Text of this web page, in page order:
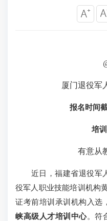
@
厦门退役军人
报名时间截
培训
有意从教
近日，福建省退役军人
役军人职业技能培训机构
证考前培训承训机构入选
峡高级人才培训中心。符